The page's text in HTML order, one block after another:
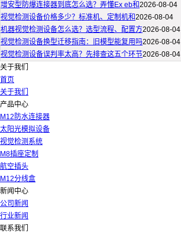
增安型防爆连接器到底怎么选？弄懂Ex eb和2026-08-04
视觉检测设备价格多少？标准机、定制机和2026-08-04
机器视觉检测设备怎么选？选型流程、配置方2026-08-04
视觉检测设备换型迁移指南：旧模型能复用吗2026-08-04
视觉检测设备误判率太高？先排查这五个环节2026-08-04
关于我们
首页
关于我们
产品中心
M12防水连接器
太阳光模拟设备
视觉检测系统
M8插座定制
航空插头
M12分线盒
新闻中心
公司新闻
行业新闻
联系我们